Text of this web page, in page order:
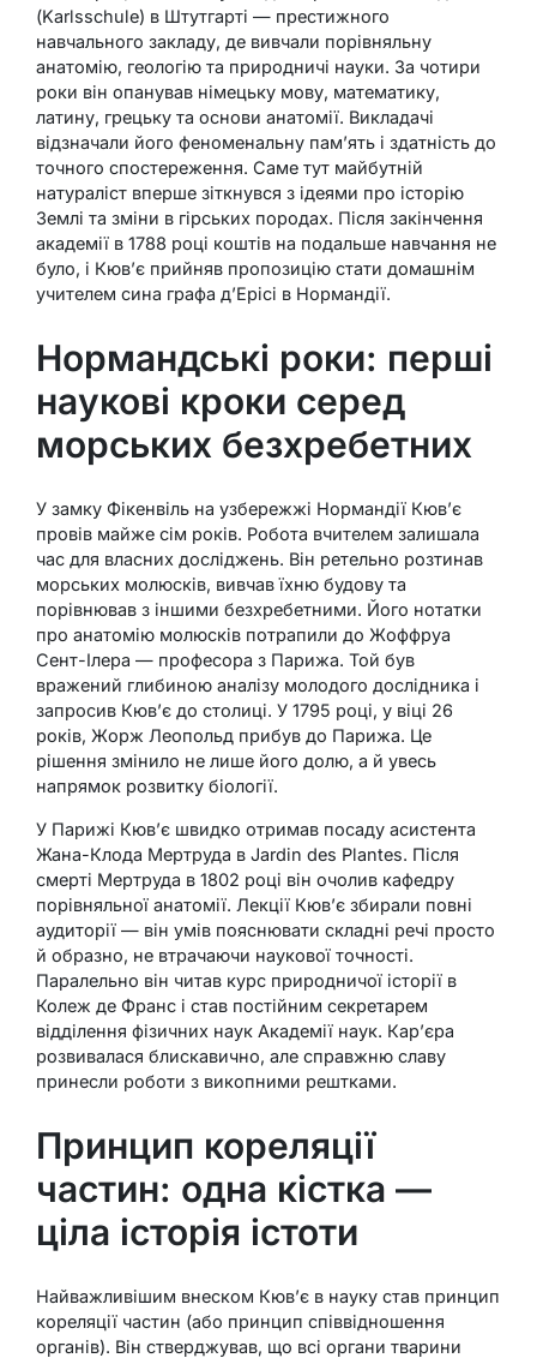
(Karlsschule) в Штутгарті — престижного
навчального закладу, де вивчали порівняльну
анатомію, геологію та природничі науки. За чотири
роки він опанував німецьку мову, математику,
латину, грецьку та основи анатомії. Викладачі
відзначали його феноменальну пам’ять і здатність до
точного спостереження. Саме тут майбутній
натураліст вперше зіткнувся з ідеями про історію
Землі та зміни в гірських породах. Після закінчення
академії в 1788 році коштів на подальше навчання не
було, і Кюв’є прийняв пропозицію стати домашнім
учителем сина графа д’Ерісі в Нормандії.
Нормандські роки: перші
наукові кроки серед
морських безхребетних
У замку Фікенвіль на узбережжі Нормандії Кюв’є
провів майже сім років. Робота вчителем залишала
час для власних досліджень. Він ретельно розтинав
морських молюсків, вивчав їхню будову та
порівнював з іншими безхребетними. Його нотатки
про анатомію молюсків потрапили до Жоффруа
Сент-Ілера — професора з Парижа. Той був
вражений глибиною аналізу молодого дослідника і
запросив Кюв’є до столиці. У 1795 році, у віці 26
років, Жорж Леопольд прибув до Парижа. Це
рішення змінило не лише його долю, а й увесь
напрямок розвитку біології.
У Парижі Кюв’є швидко отримав посаду асистента
Жана-Клода Мертруда в Jardin des Plantes. Після
смерті Мертруда в 1802 році він очолив кафедру
порівняльної анатомії. Лекції Кюв’є збирали повні
аудиторії — він умів пояснювати складні речі просто
й образно, не втрачаючи наукової точності.
Паралельно він читав курс природничої історії в
Колеж де Франс і став постійним секретарем
відділення фізичних наук Академії наук. Кар’єра
розвивалася блискавично, але справжню славу
принесли роботи з викопними рештками.
Принцип кореляції
частин: одна кістка —
ціла історія істоти
Найважливішим внеском Кюв’є в науку став принцип
кореляції частин (або принцип співвідношення
органів). Він стверджував, що всі органи тварини